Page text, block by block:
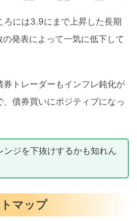
ろには3.9にまで上昇した長期
発表によって一気に低下して
券トレーダーもインフレ鈍化が
、債券買いにポジティブになっ
ンジを下抜けするかも知れん
マップ